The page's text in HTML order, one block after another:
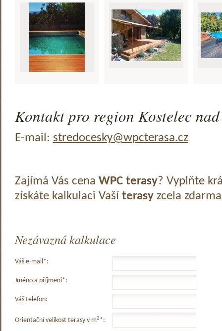
Kontakt pro region Kostelec
E-mail: stredocesky@wpcterasa.cz
Zajímá Vás cena WPC terasy? Vyplňte
získáte kalkulaci Vaší terasyzcela
Nezávazná kalkulace
Váš e-mail*:
Jméno a příjmení*:
Váš telefon:
Orientační velikost terasy v m2*: